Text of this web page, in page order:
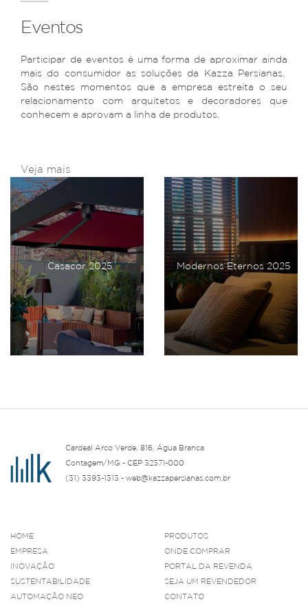
Eventos
Participar de eventos é uma forma de aproximar ainda
mais do consumidor as soluções da Kazza Persianas.
São nestes momentos que a empresa estreita o seu
relacionamento com arquitetos e decoradores que
conhecem e aprovam a linha de produtos.
Veja mais
Casacor 2025 Modernos Eternos 2025
Cardeal Arco Verde, 816, Água Branca
Contagem/MG - CEP 32371-000
(31) 3393-1313 - web@kazzapersianas.com.br
HOME
EMPRESA
INOVAÇÃO
SUSTENTABILIDADE
AUTOMAÇÃO NEO
PRODUTOS
ONDE COMPRAR
PORTAL DA REVENDA
SEJA UM REVENDEDOR
CONTATO